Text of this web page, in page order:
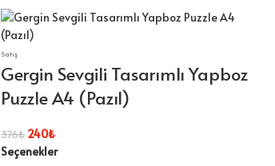
Satış
Gergin Sevgili Tasarımlı Yapboz
Puzzle A4 (Pazıl)
376₺240₺
Seçenekler